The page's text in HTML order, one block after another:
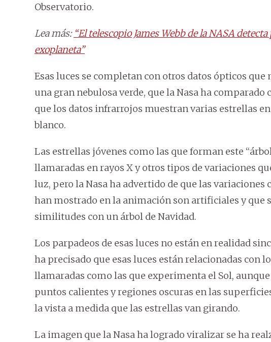
Observatorio.
Lea más: “El telescopio James Webb de la NASA
exoplaneta”
Esas luces se completan con otros datos ópticos
una gran nebulosa verde, que la Nasa ha
que los datos infrarrojos muestran varias estrellas
blanco.
Las estrellas jóvenes como las que forman este
llamaradas en rayos X y otros tipos de variaciones
luz, pero la Nasa ha advertido de que las variaciones
han mostrado en la animación son artificiales y que
similitudes con un árbol de Navidad.
Los parpadeos de esas luces no están en realidad
ha precisado que esas luces están relacionadas con
llamaradas como las que experimenta el Sol,
puntos calientes y regiones oscuras en las
la vista a medida que las estrellas van girando.
La imagen que la Nasa ha logrado viralizar se ha